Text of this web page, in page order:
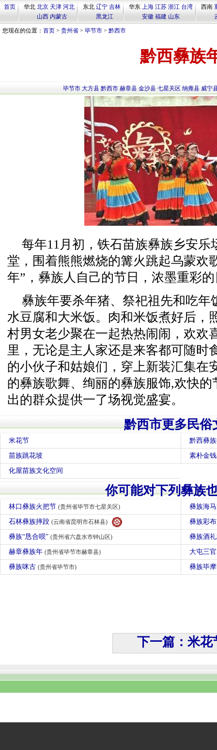
首页 华北 北京 天津 河北
山西 内蒙古
东北 辽宁 吉林
黑龙江
华东 上海 江苏 浙江 台湾
安徽 福建 山东
西南
您现在的位置： 首页 > 贵州省 > 毕节市 > 黔西市
黔西彝族
毕节市 大方县 黔西市 赫章县 金沙县 七星关区 纳雍县 威宁
每年11月初，铁石苗族彝族乡安
堂，围着熊熊燃烧的篝火跳起乌蒙欢
年”，彝族人自己的节日，浓墨重彩
彝族年要杀年猪、祭祀祖先和吃年
水豆腐和大米饭。肉和米饭煮好后，
村男女老少聚在一起热热闹闹，欢欢
里，无论是主人家还是来客都可随时
的小伙子和姑娘们，穿上新装汇集在
的彝族歌舞、绚丽的彝族服饰,欢快
出的群众提供一了场视觉盛宴。
黔西市更多民俗
米花节 黔西彝
苗族跳花坡 素朴金
化屋苗族文化空间
你可能对下列彝族
林口彝族火把节 (贵州省毕节市七星关区) 彝族海
石林彝族摔跤 (云南省昆明市石林县) 彝族彩
彝族“恳合呗” (贵州省六盘水市钟山区) 彝族酒
赫章彝族年 (贵州省毕节市赫章县) 大屯三
彝族咪古 (贵州省毕节市) 彝族毕
下一篇：米花